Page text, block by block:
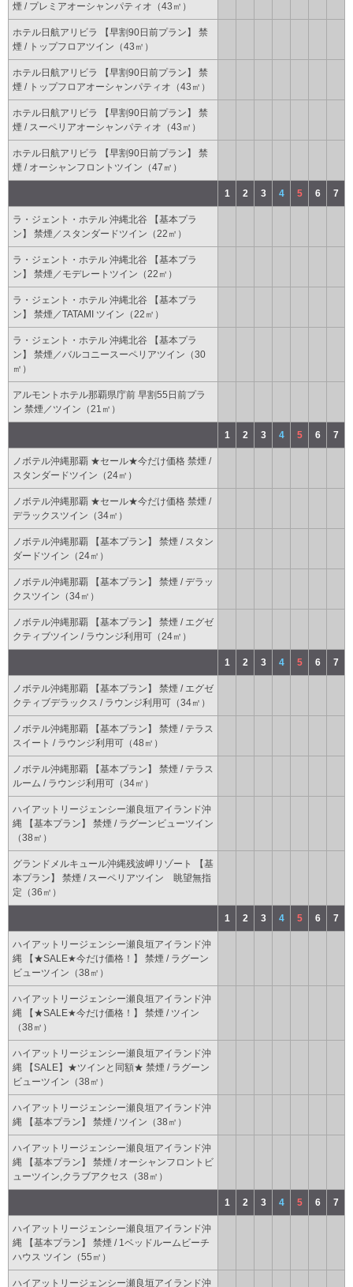
煙 / プレミアオーシャンパティオ（43㎡）
ホテル日航アリビラ 【早割90日前プラン】 禁
煙 / トップフロアツイン（43㎡）
ホテル日航アリビラ 【早割90日前プラン】 禁
煙 / トップフロアオーシャンパティオ（43㎡）
ホテル日航アリビラ 【早割90日前プラン】 禁
煙 / スーペリアオーシャンパティオ（43㎡）
ホテル日航アリビラ 【早割90日前プラン】 禁
煙 / オーシャンフロントツイン（47㎡）
1 2 3 4 5 6 7
ラ・ジェント・ホテル 沖縄北谷 【基本プラ
ン】 禁煙／スタンダードツイン（22㎡）
ラ・ジェント・ホテル 沖縄北谷 【基本プラ
ン】 禁煙／モデレートツイン（22㎡）
ラ・ジェント・ホテル 沖縄北谷 【基本プラ
ン】 禁煙／TATAMI ツイン（22㎡）
ラ・ジェント・ホテル 沖縄北谷 【基本プラ
ン】 禁煙／バルコニースーペリアツイン（30
㎡）
アルモントホテル那覇県庁前 早割55日前プラ
ン 禁煙／ツイン（21㎡）
1 2 3 4 5 6 7
ノボテル沖縄那覇 ★セール★今だけ価格 禁煙 /
スタンダードツイン（24㎡）
ノボテル沖縄那覇 ★セール★今だけ価格 禁煙 /
デラックスツイン（34㎡）
ノボテル沖縄那覇 【基本プラン】 禁煙 / スタン
ダードツイン（24㎡）
ノボテル沖縄那覇 【基本プラン】 禁煙 / デラッ
クスツイン（34㎡）
ノボテル沖縄那覇 【基本プラン】 禁煙 / エグゼ
クティブツイン / ラウンジ利用可（24㎡）
1 2 3 4 5 6 7
ノボテル沖縄那覇 【基本プラン】 禁煙 / エグゼ
クティブデラックス / ラウンジ利用可（34㎡）
ノボテル沖縄那覇 【基本プラン】 禁煙 / テラス
スイート / ラウンジ利用可（48㎡）
ノボテル沖縄那覇 【基本プラン】 禁煙 / テラス
ルーム / ラウンジ利用可（34㎡）
ハイアットリージェンシー瀬良垣アイランド沖
縄 【基本プラン】 禁煙 / ラグーンビューツイン
（38㎡）
グランドメルキュール沖縄残波岬リゾート 【基
本プラン】 禁煙 / スーペリアツイン 眺望無指
定（36㎡）
1 2 3 4 5 6 7
ハイアットリージェンシー瀬良垣アイランド沖
縄 【★SALE★今だけ価格！】 禁煙 / ラグーン
ビューツイン（38㎡）
ハイアットリージェンシー瀬良垣アイランド沖
縄 【★SALE★今だけ価格！】 禁煙 / ツイン
（38㎡）
ハイアットリージェンシー瀬良垣アイランド沖
縄 【SALE】★ツインと同額★ 禁煙 / ラグーン
ビューツイン（38㎡）
ハイアットリージェンシー瀬良垣アイランド沖
縄 【基本プラン】 禁煙 / ツイン（38㎡）
ハイアットリージェンシー瀬良垣アイランド沖
縄 【基本プラン】 禁煙 / オーシャンフロントビ
ューツイン,クラブアクセス（38㎡）
1 2 3 4 5 6 7
ハイアットリージェンシー瀬良垣アイランド沖
縄 【基本プラン】 禁煙 / 1ベッドルームビーチ
ハウス ツイン（55㎡）
ハイアットリージェンシー瀬良垣アイランド沖